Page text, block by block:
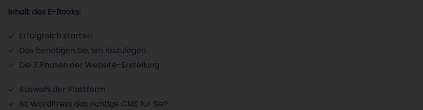
Inhalt des E-Books:
Erfolgreich starten
Das benötigen Sie, um loszulegen
Die 3 Phasen der Website-Erstellung
Auswahl der Plattform
Ist WordPress das richtige CMS für Sie?